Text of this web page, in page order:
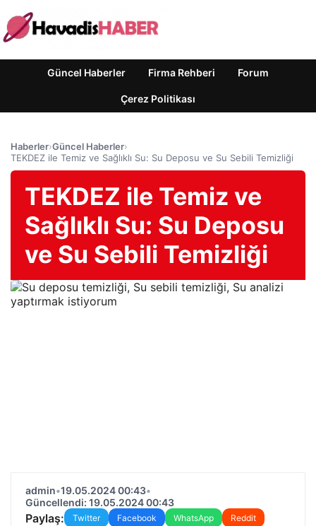
Güncel Haberler Firma Rehberi Forum
Çerez Politikası
Haberler›Güncel Haberler›
TEKDEZ ile Temiz ve Sağlıklı Su: Su Deposu ve Su Sebili Temizliği
TEKDEZ ile Temiz ve
Sağlıklı Su: Su Deposu
ve Su Sebili Temizliği
admin•19.05.2024 00:43•
Güncellendi: 19.05.2024 00:43
Paylaş: Twitter Facebook WhatsApp
Reddit